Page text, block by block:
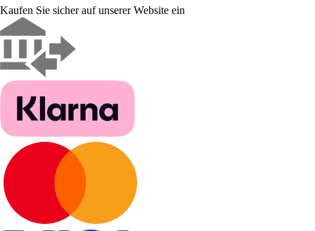
Kaufen Sie sicher auf unserer Website ein